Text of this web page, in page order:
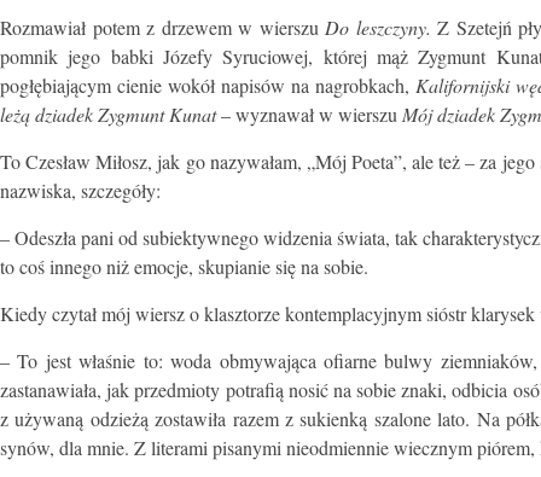
Rozmawiał potem z drzewem w wierszu Do leszczyny. Z Szetejń
pomnik jego babki Józefy Syruciowej, której mąż Zygmunt
pogłębiającym cienie wokół napisów na nagrobkach, Kalifornijski
leżą dziadek Zygmunt Kunat– wyznawał w wierszu Mój dziadek
To Czesław Miłosz, jak go nazywałam, „Mój Poeta”, ale też – za
nazwiska, szczegóły:
– Odeszła pani od subiektywnego widzenia świata, tak
to coś innego niż emocje, skupianie się na sobie.
Kiedy czytał mój wiersz o klasztorze kontemplacyjnym sióstr klarysek
– To jest właśnie to: woda obmywająca ofiarne bulwy
zastanawiała, jak przedmioty potrafią nosić na sobie znaki, odbicia
z używaną odzieżą zostawiła razem z sukienką szalone lato. Na
synów, dla mnie. Z literami pisanymi nieodmiennie wiecznym